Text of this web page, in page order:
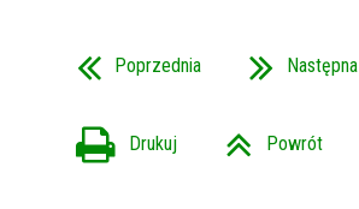
Poprzednia Następna
Drukuj Powrót